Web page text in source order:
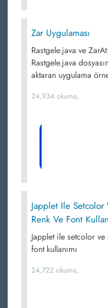
Zar Uygulaması
Rastgele.java ve
Rastgele.java
aktaran uygulama
24,934 okuma,
Japplet Ile Setcolor
Renk Ve Font
Japplet ile setcolor ve
font kullanımı
24,722 okuma,